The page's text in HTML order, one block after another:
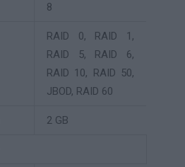
8
RAID 0, RAID 1,
RAID 5, RAID 6,
RAID 10, RAID 50,
JBOD, RAID 60
2 GB